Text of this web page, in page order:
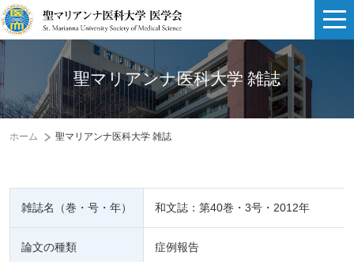
聖マリアンナ医科大学 雑誌
ホーム 聖マリアンナ医科大学 雑誌
雑誌名（巻・号・年） 和文誌：第40巻・3号・2012年
論文の種類 症例報告